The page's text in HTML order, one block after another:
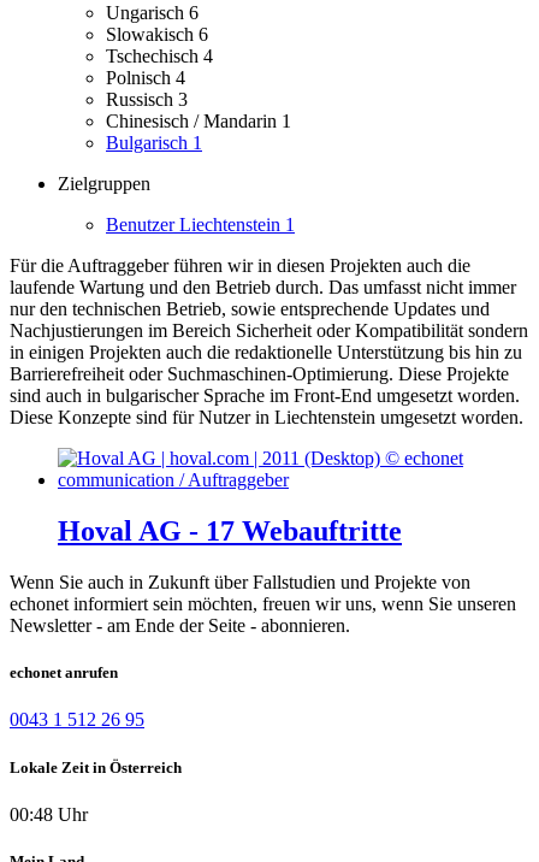
Ungarisch 6
Slowakisch 6
Tschechisch 4
Polnisch 4
Russisch 3
Chinesisch / Mandarin 1
Bulgarisch 1
Zielgruppen
Benutzer Liechtenstein 1
Für die Auftraggeber führen wir in diesen Projekten auch die
laufende Wartung und den Betrieb durch. Das umfasst nicht immer
nur den technischen Betrieb, sowie entsprechende Updates und
Nachjustierungen im Bereich Sicherheit oder Kompatibilität sondern
in einigen Projekten auch die redaktionelle Unterstützung bis hin zu
Barrierefreiheit oder Suchmaschinen-Optimierung. Diese Projekte
sind auch in bulgarischer Sprache im Front-End umgesetzt worden.
Diese Konzepte sind für Nutzer in Liechtenstein umgesetzt worden.
Hoval AG - 17 Webauftritte
Wenn Sie auch in Zukunft über Fallstudien und Projekte von
echonet informiert sein möchten, freuen wir uns, wenn Sie unseren
Newsletter - am Ende der Seite - abonnieren.
echonet anrufen
0043 1 512 26 95
Lokale Zeit in Österreich
00:48 Uhr